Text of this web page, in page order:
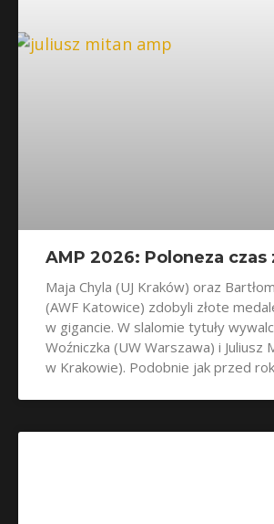
AMP 2026: Poloneza czas
Maja Chyla (UJ Kraków) oraz
(AWF Katowice) zdobyli złote
w gigancie. W slalomie tytuły
Woźniczka (UW Warszawa) i Juliusz
w Krakowie). Podobnie jak przed